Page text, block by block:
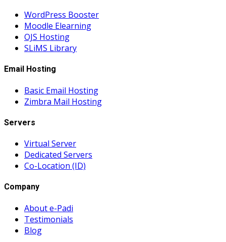
WordPress Booster
Moodle Elearning
OJS Hosting
SLiMS Library
Email Hosting
Basic Email Hosting
Zimbra Mail Hosting
Servers
Virtual Server
Dedicated Servers
Co-Location (ID)
Company
About e-Padi
Testimonials
Blog